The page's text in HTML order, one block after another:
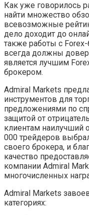
Как уже говорилось
найти множество
всевозможные
дело доходит до
также работы с
всегда должны
является лучшим
брокером.
Admiral Markets
инструментов для
предложениями по
защитой от
клиентам наилучший
000 трейдеров
своего брокера, и
качество
компании Admiral
многочисленных
Admiral Markets
категориях: